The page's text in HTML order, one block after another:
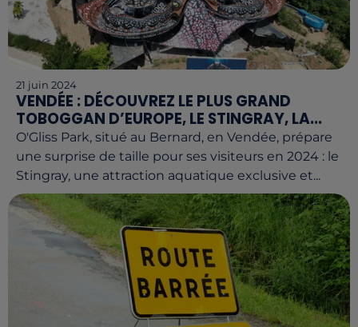
21 juin 2024
VENDÉE : DÉCOUVREZ LE PLUS GRAND
TOBOGGAN D’EUROPE, LE STINGRAY, LA...
O'Gliss Park, situé au Bernard, en Vendée, prépare
une surprise de taille pour ses visiteurs en 2024 : le
Stingray, une attraction aquatique exclusive et...